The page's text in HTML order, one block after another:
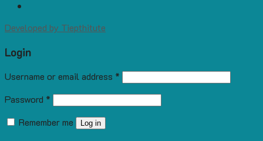
Developed by Tiepthitute
Login
Username or email address *
Password *
Remember me
Log in